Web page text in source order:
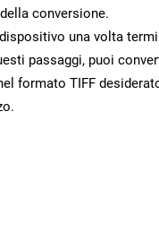
conversione.
una volta
passaggi, puoi
formato TIFF